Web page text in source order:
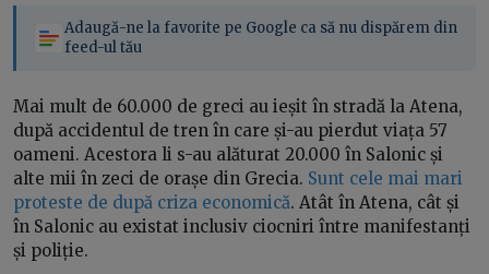
Adaugă-ne la favorite pe Google ca să nu dispărem din
feed-ul tău
Mai mult de 60.000 de greci au ieșit în stradă la Atena,
după accidentul de tren în care și-au pierdut viața 57
oameni. Acestora li s-au alăturat 20.000 în Salonic și
alte mii în zeci de orașe din Grecia. Sunt cele mai mari
proteste de după criza economică. Atât în Atena, cât și
în Salonic au existat inclusiv ciocniri între manifestanți
și poliție.